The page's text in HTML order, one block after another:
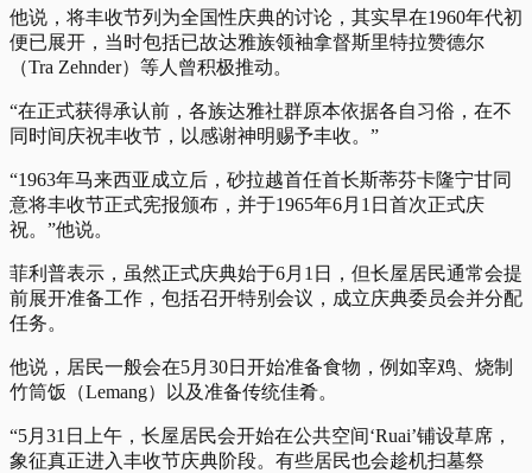
他说，将丰收节列为全国性庆典的讨论，其实早在1960年代初
便已展开，当时包括已故达雅族领袖拿督斯里特拉赞德尔
（Tra Zehnder）等人曾积极推动。
“在正式获得承认前，各族达雅社群原本依据各自习俗，在不
同时间庆祝丰收节，以感谢神明赐予丰收。”
“1963年马来西亚成立后，砂拉越首任首长斯蒂芬卡隆宁甘同
意将丰收节正式宪报颁布，并于1965年6月1日首次正式庆
祝。”他说。
菲利普表示，虽然正式庆典始于6月1日，但长屋居民通常会提
前展开准备工作，包括召开特别会议，成立庆典委员会并分配
任务。
他说，居民一般会在5月30日开始准备食物，例如宰鸡、烧制
竹筒饭（Lemang）以及准备传统佳肴。
“5月31日上午，长屋居民会开始在公共空间‘Ruai’铺设草席，
象征真正进入丰收节庆典阶段。有些居民也会趁机扫墓祭